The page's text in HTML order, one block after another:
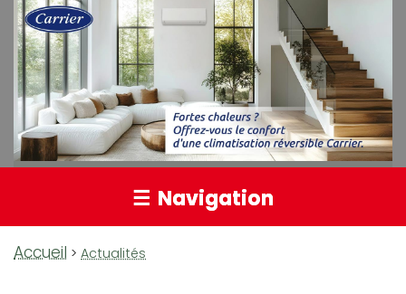
Navigation
Fil
Accueil Actualités